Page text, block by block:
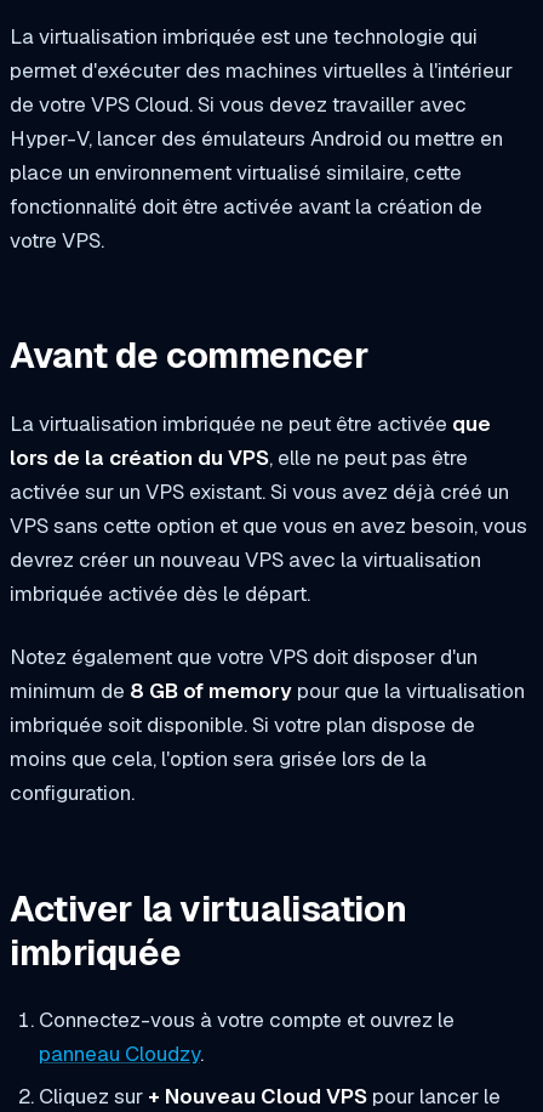
La virtualisation imbriquée est une technologie qui
permet d'exécuter des machines virtuelles à l'intérieur
de votre VPS Cloud. Si vous devez travailler avec
Hyper-V, lancer des émulateurs Android ou mettre en
place un environnement virtualisé similaire, cette
fonctionnalité doit être activée avant la création de
votre VPS.
Avant de commencer
La virtualisation imbriquée ne peut être activée que
lors de la création du VPS, elle ne peut pas être
activée sur un VPS existant. Si vous avez déjà créé un
VPS sans cette option et que vous en avez besoin, vous
devrez créer un nouveau VPS avec la virtualisation
imbriquée activée dès le départ.
Notez également que votre VPS doit disposer d'un
minimum de 8 GB of memory pour que la virtualisation
imbriquée soit disponible. Si votre plan dispose de
moins que cela, l'option sera grisée lors de la
configuration.
Activer la virtualisation
imbriquée
Connectez-vous à votre compte et ouvrez le
panneau Cloudzy.
Cliquez sur + Nouveau Cloud VPSpour lancer le